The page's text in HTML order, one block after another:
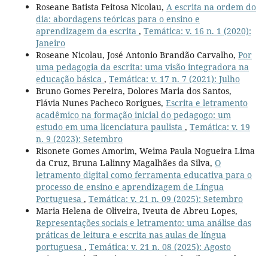
Roseane Batista Feitosa Nicolau, A escrita na ordem do
dia: abordagens teóricas para o ensino e
aprendizagem da escrita , Temática: v. 16 n. 1 (2020):
Janeiro
Roseane Nicolau, José Antonio Brandão Carvalho, Por
uma pedagogia da escrita: uma visão integradora na
educação básica , Temática: v. 17 n. 7 (2021): Julho
Bruno Gomes Pereira, Dolores Maria dos Santos,
Flávia Nunes Pacheco Rorigues, Escrita e letramento
acadêmico na formação inicial do pedagogo: um
estudo em uma licenciatura paulista , Temática: v. 19
n. 9 (2023): Setembro
Risonete Gomes Amorim, Weima Paula Nogueira Lima
da Cruz, Bruna Lalinny Magalhães da Silva, O
letramento digital como ferramenta educativa para o
processo de ensino e aprendizagem de Língua
Portuguesa , Temática: v. 21 n. 09 (2025): Setembro
Maria Helena de Oliveira, Iveuta de Abreu Lopes,
Representações sociais e letramento: uma análise das
práticas de leitura e escrita nas aulas de língua
portuguesa , Temática: v. 21 n. 08 (2025): Agosto